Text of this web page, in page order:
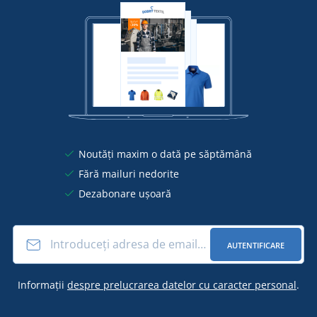
Noutăți maxim o dată pe săptămână
Fără mailuri nedorite
Dezabonare ușoară
AUTENTIFICARE
Informații despre prelucrarea datelor cu caracter personal.